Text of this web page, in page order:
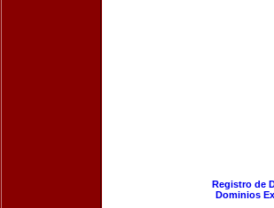
Registro de
Dominios